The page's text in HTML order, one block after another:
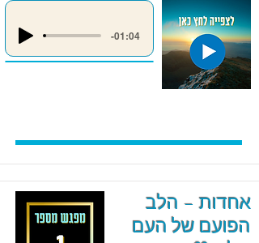
-01:04
אחדות – הלב
הפועם של העם